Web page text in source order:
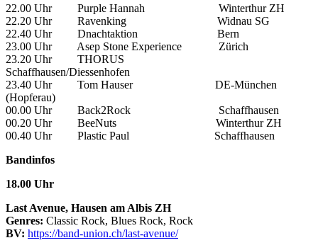
22.00 Uhr Purple Hannah Winterthur ZH
22.20 Uhr Ravenking Widnau SG
22.40 Uhr Dnachtaktion Bern
23.00 Uhr Asep Stone Experience Zürich
23.20 Uhr THORUS
Schaffhausen/Diessenhofen
23.40 Uhr Tom Hauser DE-München
(Hopferau)
00.00 Uhr Back2Rock Schaffhausen
00.20 Uhr BeeNuts Winterthur ZH
00.40 Uhr Plastic Paul Schaffhausen
Bandinfos
18.00 Uhr
Last Avenue, Hausen am Albis ZH
Genres: Classic Rock, Blues Rock, Rock
BV: https://band-union.ch/last-avenue/